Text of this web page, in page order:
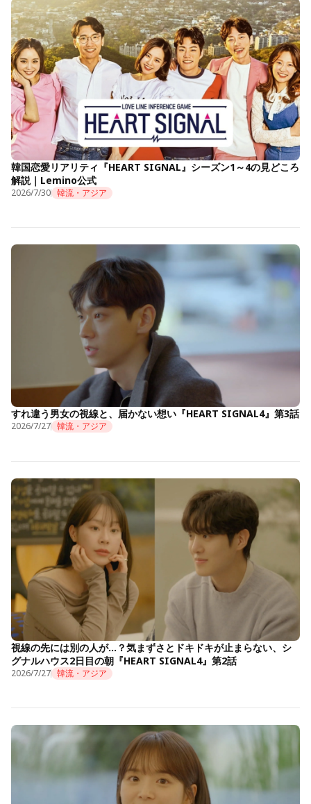
韓国恋愛リアリティ『HEART SIGNAL』シーズン1～4の見どころ
解説｜Lemino公式
2026/7/30 韓流・アジア
すれ違う男女の視線と、届かない想い『HEART SIGNAL4』第3話
2026/7/27 韓流・アジア
視線の先には別の人が…？気まずさとドキドキが止まらない、シ
グナルハウス2日目の朝『HEART SIGNAL4』第2話
2026/7/27 韓流・アジア